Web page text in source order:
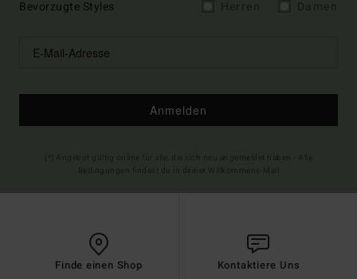
Bevorzugte Styles
Anmelden
Finde einen Shop Kontaktiere Uns